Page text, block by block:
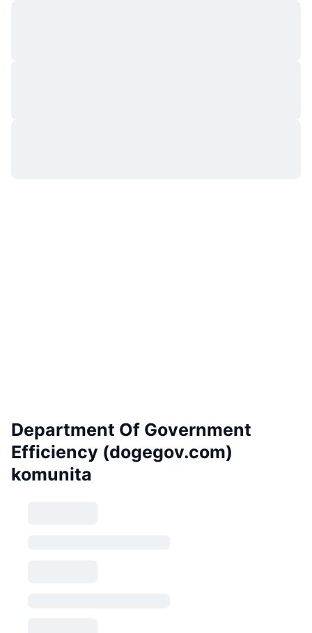
Department Of Government
Efficiency (dogegov.com)
komunita